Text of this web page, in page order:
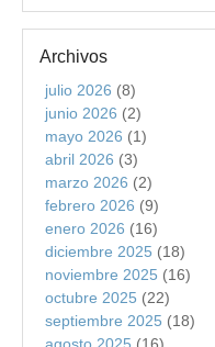
Archivos
julio 2026 (8)
junio 2026 (2)
mayo 2026 (1)
abril 2026 (3)
marzo 2026 (2)
febrero 2026 (9)
enero 2026 (16)
diciembre 2025 (18)
noviembre 2025 (16)
octubre 2025 (22)
septiembre 2025 (18)